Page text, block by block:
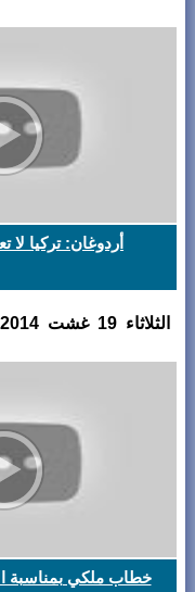
أردوغان: تركيا لا
الثلاثاء 19 غشت 2014 على الساعة 15:50:11
خطاب ملكي بمناسبة